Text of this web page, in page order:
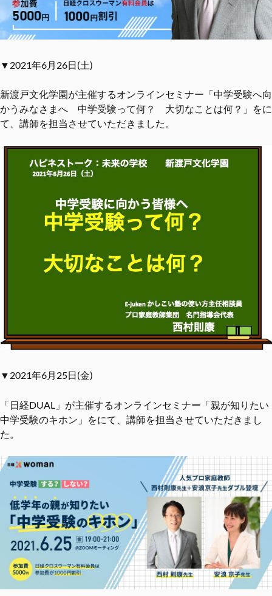
▼2021年6月26日(土)
新渡戸文化学園が主催するオンラインセミナー「中学受験へ向
かうみなさまへ 中学受験って何？ 大切なことは何？」をに
て、講師を担当させていただきました。
▼2021年6月25日(金)
「日経DUAL」が主催するオンラインセミナー「親が知りたい
中学受験のキホン」をにて、講師を担当させていただきまし
た。